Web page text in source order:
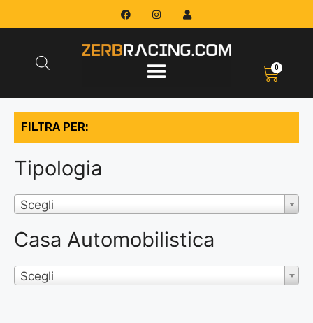
0
FILTRA PER:
Tipologia
Scegli
Casa Automobilistica
Scegli